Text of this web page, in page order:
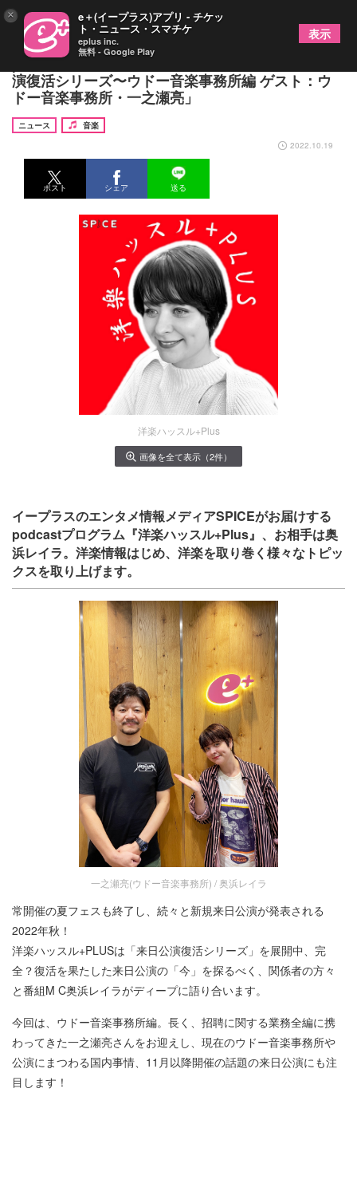
podcast番組『洋楽ハッスル+Plus』#22 「来日公
演復活シリーズ〜ウドー音楽事務所編 ゲスト：ウ
ドー音楽事務所・一之瀬亮」
ニュース
音楽
2022.10.19
ポスト シェア 送る
洋楽ハッスル+Plus
画像を全て表示（2件）
イープラスのエンタメ情報メディアSPICEがお届けする
podcastプログラム『洋楽ハッスル+Plus』、お相手は奥
浜レイラ。洋楽情報はじめ、洋楽を取り巻く様々なトピッ
クスを取り上げます。
一之瀬亮(ウドー音楽事務所) / 奥浜レイラ
常開催の夏フェスも終了し、続々と新規来日公演が発表される
2022年秋！
洋楽ハッスル+PLUSは「来日公演復活シリーズ」を展開中、完
全？復活を果たした来日公演の「今」を探るべく、関係者の方々
と番組M C奥浜レイラがディープに語り合います。
今回は、ウドー音楽事務所編。長く、招聘に関する業務全編に携
わってきた一之瀬亮さんをお迎えし、現在のウドー音楽事務所や
公演にまつわる国内事情、11月以降開催の話題の来日公演にも注
目します！
× e＋(イープラス)アプリ - チケッ
ト・ニュース・スマチケ
eplus inc.
無料 - Google Play
表示